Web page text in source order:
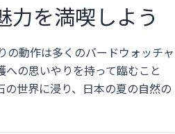
力を満喫しよう
の動作は多くのバードウォッチャ
の思いやりを持って臨むこと
世界に浸り、日本の夏の自然の